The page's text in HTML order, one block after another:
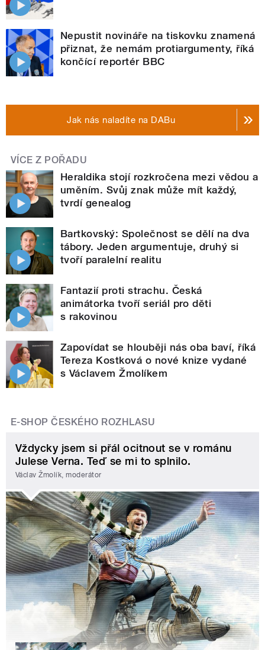
Nepustit novináře na tiskovku znamená
přiznat, že nemám protiargumenty, říká
končící reportér BBC
Jak nás naladíte na DABu
VÍCE Z POŘADU
Heraldika stojí rozkročena mezi vědou a
uměním. Svůj znak může mít každý,
tvrdí genealog
Bartkovský: Společnost se dělí na dva
tábory. Jeden argumentuje, druhý si
tvoří paralelní realitu
Fantazií proti strachu. Česká
animátorka tvoří seriál pro děti
s rakovinou
Zapovídat se hlouběji nás oba baví, říká
Tereza Kostková o nové knize vydané
s Václavem Žmolíkem
E-SHOP ČESKÉHO ROZHLASU
Vždycky jsem si přál ocitnout se v románu
Julese Verna. Teď se mi to splnilo.
Václav Žmolík, moderátor